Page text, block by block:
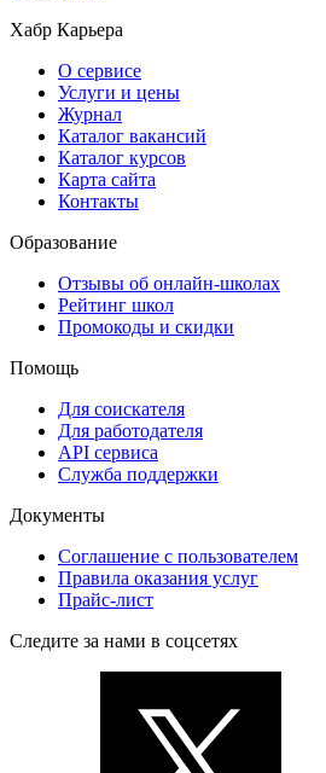
Хабр Карьера
О сервисе
Услуги и цены
Журнал
Каталог вакансий
Каталог курсов
Карта сайта
Контакты
Образование
Отзывы об онлайн-школах
Рейтинг школ
Промокоды и скидки
Помощь
Для соискателя
Для работодателя
API сервиса
Служба поддержки
Документы
Соглашение с пользователем
Правила оказания услуг
Прайс-лист
Следите за нами в соцсетях